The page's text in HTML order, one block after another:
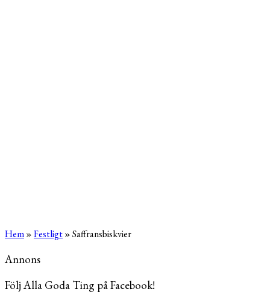
Hem»Festligt»Saffransbiskvier
Annons
Följ Alla Goda Ting på Facebook!